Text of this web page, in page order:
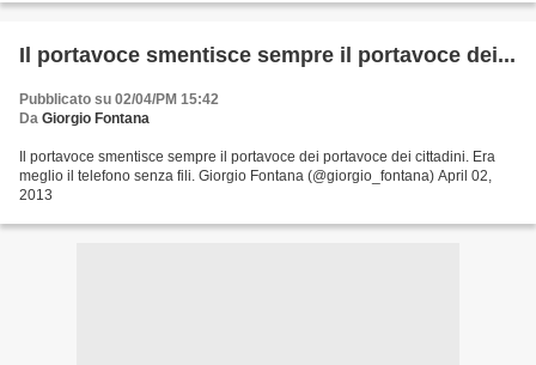
Il portavoce smentisce sempre il portavoce dei...
Pubblicato su 02/04/PM 15:42
Da Giorgio Fontana
Il portavoce smentisce sempre il portavoce dei portavoce dei cittadini. Era
meglio il telefono senza fili. Giorgio Fontana (@giorgio_fontana) April 02,
2013